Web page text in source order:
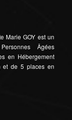
Marie GOY est un
Âgées
en Hébergement
et de 5 places en